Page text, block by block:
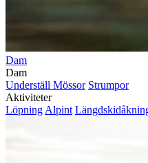
Dam
Dam
Underställ Mössor Strumpor
Aktiviteter
Löpning Alpint